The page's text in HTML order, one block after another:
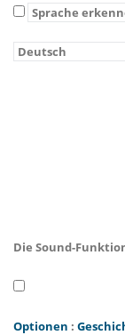
Die Sound-
Optionen :